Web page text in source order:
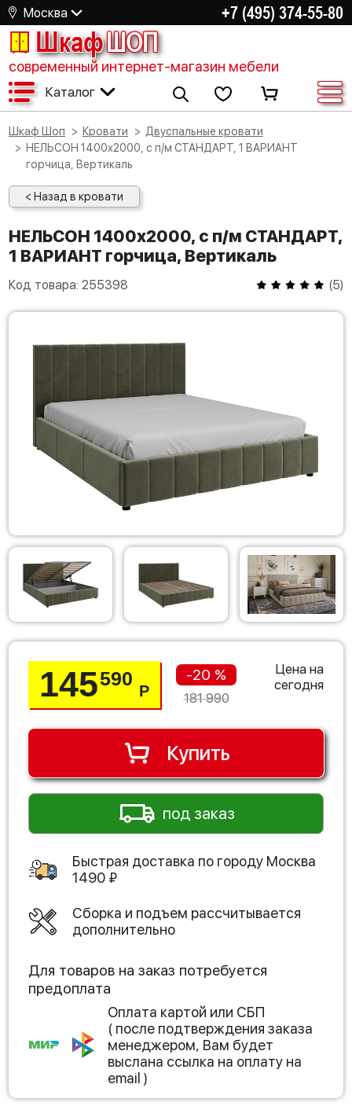
Москва +7 (495) 374-55-80
ШкафШОП
современный интернет-магазин мебели
Каталог
Шкаф Шоп Кровати
Двуспальные кровати
НЕЛЬСОН 1400х2000, с п/м СТАНДАРТ, 1 ВАРИАНТ
горчица, Вертикаль
< Назад в кровати
НЕЛЬСОН 1400х2000, с п/м СТАНДАРТ,
1 ВАРИАНТ горчица, Вертикаль
Код товара: 255398 (5)
145590
Р
-20 %
181 990
Цена на
сегодня
Купить
под заказ
Быстрая доставка по городу Москва
1490 ₽
Сборка и подъем рассчитывается
дополнительно
Для товаров на заказ потребуется
предоплата
Оплата картой или СБП
( после подтверждения заказа
менеджером, Вам будет
выслана ссылка на оплату на
email )